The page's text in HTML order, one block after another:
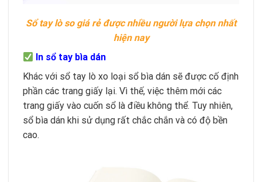
Sổ tay lò so giá rẻ được nhiều người lựa chọn nhất
hiện nay
In sổ tay bìa dán
Khác với sổ tay lò xo loại sổ bìa dán sẽ được cố định
phần các trang giấy lại. Vì thế, việc thêm mới các
trang giấy vào cuốn sổ là điều không thể. Tuy nhiên,
sổ bìa dán khi sử dụng rất chắc chắn và có độ bền
cao.